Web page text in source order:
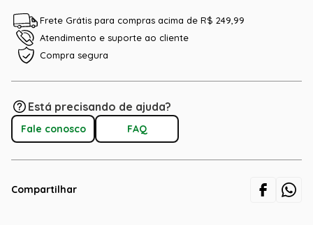
Frete Grátis para compras acima de R$ 249,99
Atendimento e suporte ao cliente
Compra segura
Está precisando de ajuda?
Fale conosco FAQ
Compartilhar